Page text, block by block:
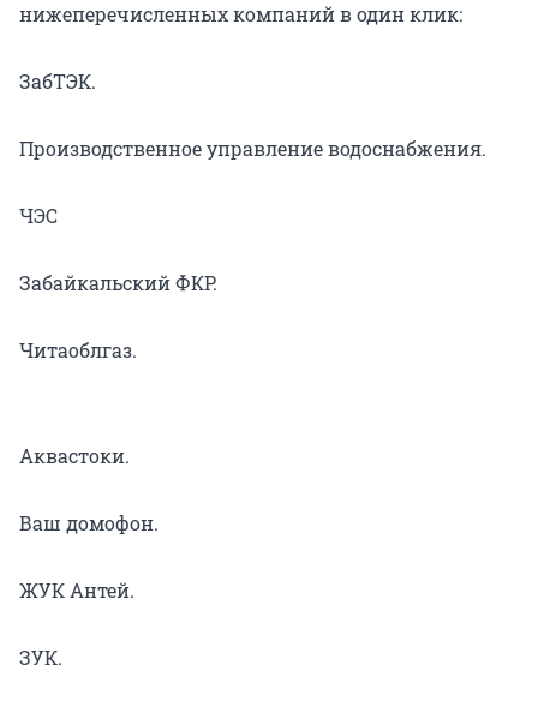
нижеперечисленных компаний в один клик:
ЗабТЭК.
Производственное управление водоснабжения.
ЧЭС
Забайкальский ФКР.
Читаоблгаз.
Аквастоки.
Ваш домофон.
ЖУК Антей.
ЗУК.